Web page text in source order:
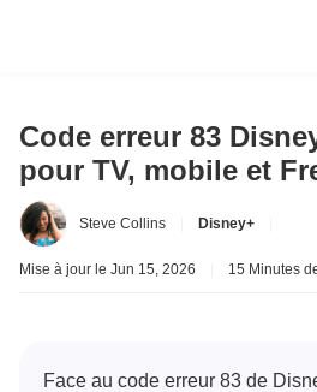
Code erreur 83
pour TV, mobile et
Steve Collins Disney+
Mise à jour le Jun 15, 2026 15 Minutes
Face au code erreur 83 de